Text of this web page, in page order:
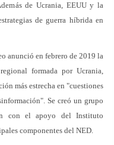
de Ucrania, EEUU y la
de guerra híbrida en
anunció en febrero de 2019 la
formada por Ucrania,
más estrecha en "cuestiones
Se creó un grupo
con el apoyo del Instituto
componentes del NED.